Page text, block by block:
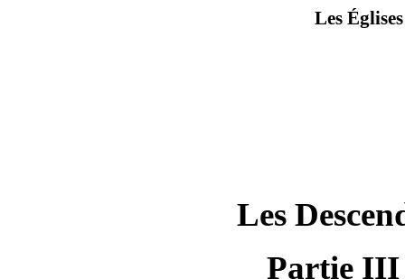
Les
Les
Partie III